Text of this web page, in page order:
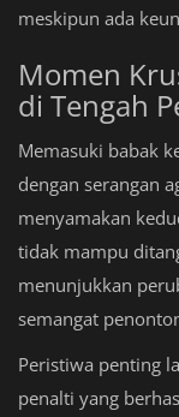
meskipun ada
Momen
di Tengah
Memasuki babak
dengan serangan
menyamakan
tidak mampu
menunjukkan
semangat
Peristiwa penting
penalti yang